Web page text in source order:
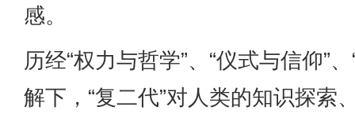
感。
历经“权力与哲学”、“仪式与信仰”
解下，“复二代”对人类的知识探索